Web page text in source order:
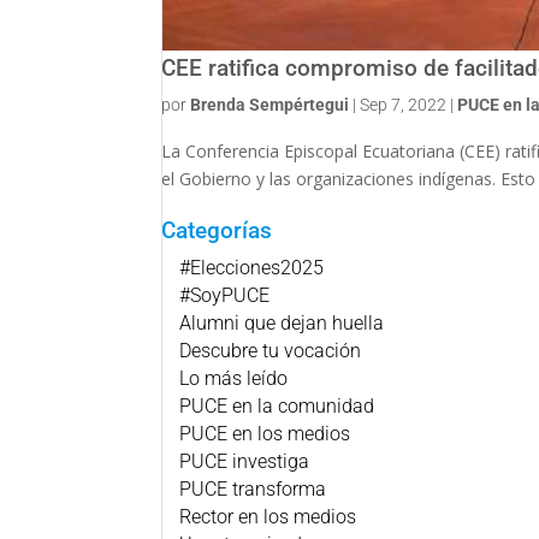
CEE ratifica compromiso de
por Brenda Sempértegui |Sep 7, 2022 | PUCE en
La Conferencia Episcopal Ecuatoriana (CEE)
el Gobierno y las organizaciones indígenas.
Categorías
#Elecciones2025
#SoyPUCE
Alumni que dejan huella
Descubre tu vocación
Lo más leído
PUCE en la comunidad
PUCE en los medios
PUCE investiga
PUCE transforma
Rector en los medios